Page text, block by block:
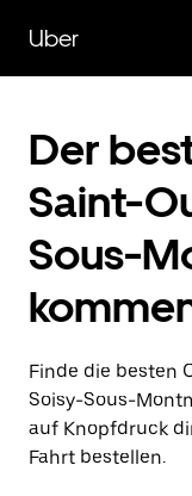
zum
Hauptinhalt
Uber
Der
Saint-
Sous-
Finde die besten
Soisy-Sous-
auf Knopfdruck
Fahrt bestellen.